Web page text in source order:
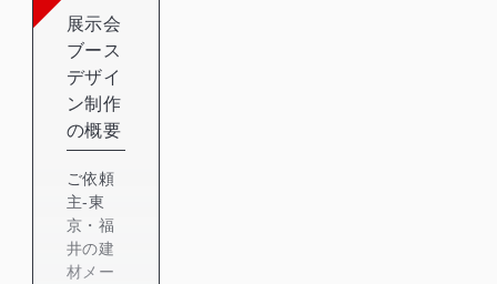
展示会
ブース
デザイ
ン制作
の概要
ご依頼
主-東
京・福
井の建
材メー